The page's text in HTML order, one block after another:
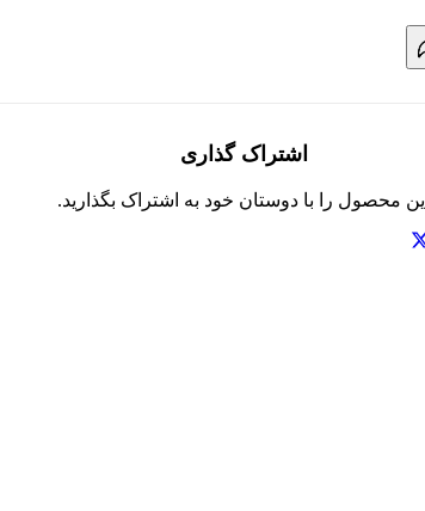
اشتراک گذاری
این محصول را با دوستان خود به اشتراک بگذارید.